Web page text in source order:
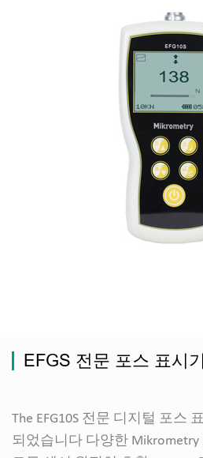
EFGS 전문 포스 표시기
The EFG10S 전문 디지털 포스
되었습니다 다양한